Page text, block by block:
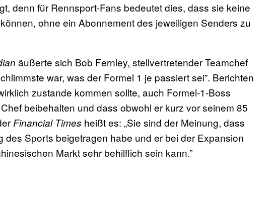
denn für Rennsport-Fans bedeutet dies, dass sie keine
ohne ein Abonnement des jeweiligen Senders zu
äußerte sich Bob Fernley, stellvertretender Teamchef
war, was der Formel 1 je passiert sei”. Berichten
zustande kommen sollte, auch Formel-1-Boss
beibehalten und dass obwohl er kurz vor seinem 85
Financial Times heißt es: „Sie sind der Meinung, dass
des Sports beigetragen habe und er bei der Expansion
Markt sehr behilflich sein kann.”